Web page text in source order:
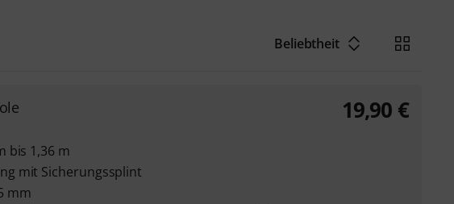
Beliebtheit
bis 1,36 m
mit Sicherungssplint
mm
19,90 €